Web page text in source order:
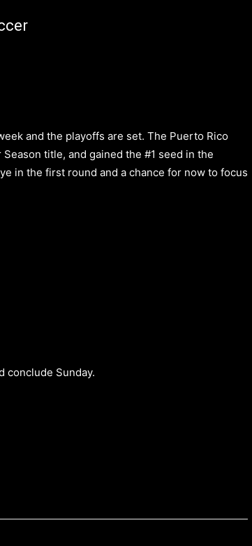
and the playoffs are set. The Puerto Rico
title, and gained the #1 seed in the
in the first round and a chance for now to focus
conclude Sunday.